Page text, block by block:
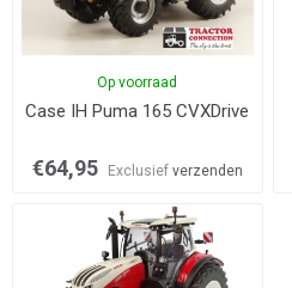
Op voorraad
Case IH Puma 165 CVXDrive
€64,95 Exclusief verzenden